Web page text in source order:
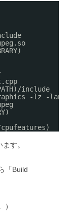
include
-lz -
す。
「Build
）